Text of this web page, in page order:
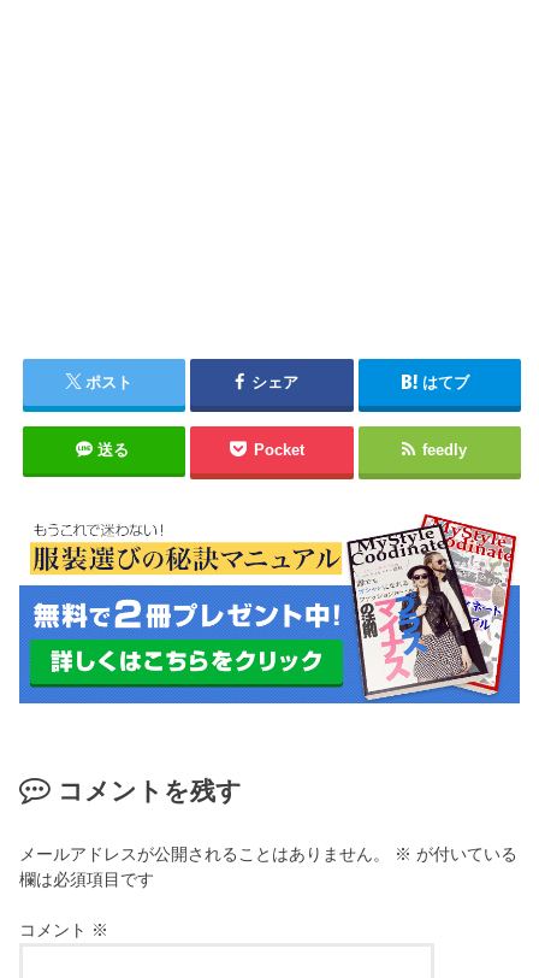
ポスト シェア はてブ
送る Pocket feedly
コメントを残す
メールアドレスが公開されることはありません。 ※ が付いている
欄は必須項目です
コメント ※